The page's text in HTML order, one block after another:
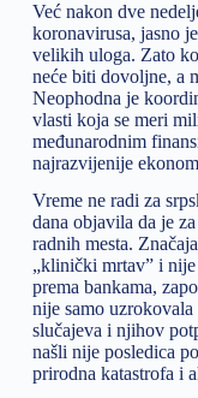
Već nakon dve
koronavirusa, jasno
velikih uloga. Zato
neće biti dovoljne, a
Neophodna je
vlasti koja se meri
međunarodnim
najrazvijenije
Vreme ne radi za
dana objavila da je
radnih mesta.
„klinički mrtav” i
prema bankama,
nije samo
slučajeva i njihov
našli nije posledica
prirodna katastrofa i